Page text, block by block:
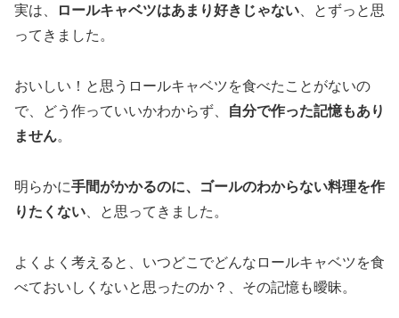
実は、 ロールキャベツはあまり好きじゃない 、とずっと思
ってきました。
おいしい！と思うロールキャベツを食べたことがないの
で、どう作っていいかわからず、
自分で作った記憶もあり
ません。
明らかに手間がかかるのに、ゴールのわからない料理を作
りたくない 、と思ってきました。
よくよく考えると、いつどこでどんなロールキャベツを食
べておいしくないと思ったのか？、その記憶も曖昧。